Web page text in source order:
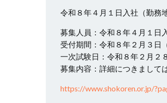
令和８年４月１日入社（勤務
募集人員：令和８年４月１
受付期間：令和８年２月３日
一次試験日：令和８年２月２
募集内容：詳細につきまして
https://www.shokoren.or.jp/